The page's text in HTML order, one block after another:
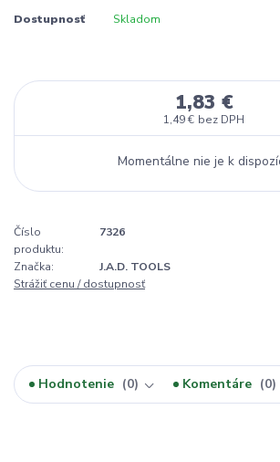
Dostupnosť Skladom
1,83 €
1,49 € bez DPH
Momentálne nie je k
Číslo
produktu:
7326
Značka:
J.A.D. TOOLS
Strážiť cenu / dostupnosť
Hodnotenie 0 Komentáre 0